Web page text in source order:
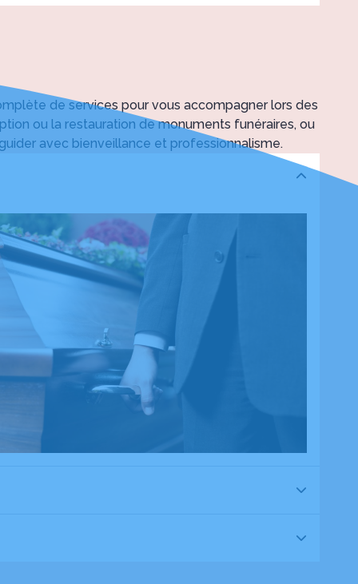
de services pour vous accompagner lors des
ou la restauration de monuments funéraires, ou
avec bienveillance et professionnalisme.